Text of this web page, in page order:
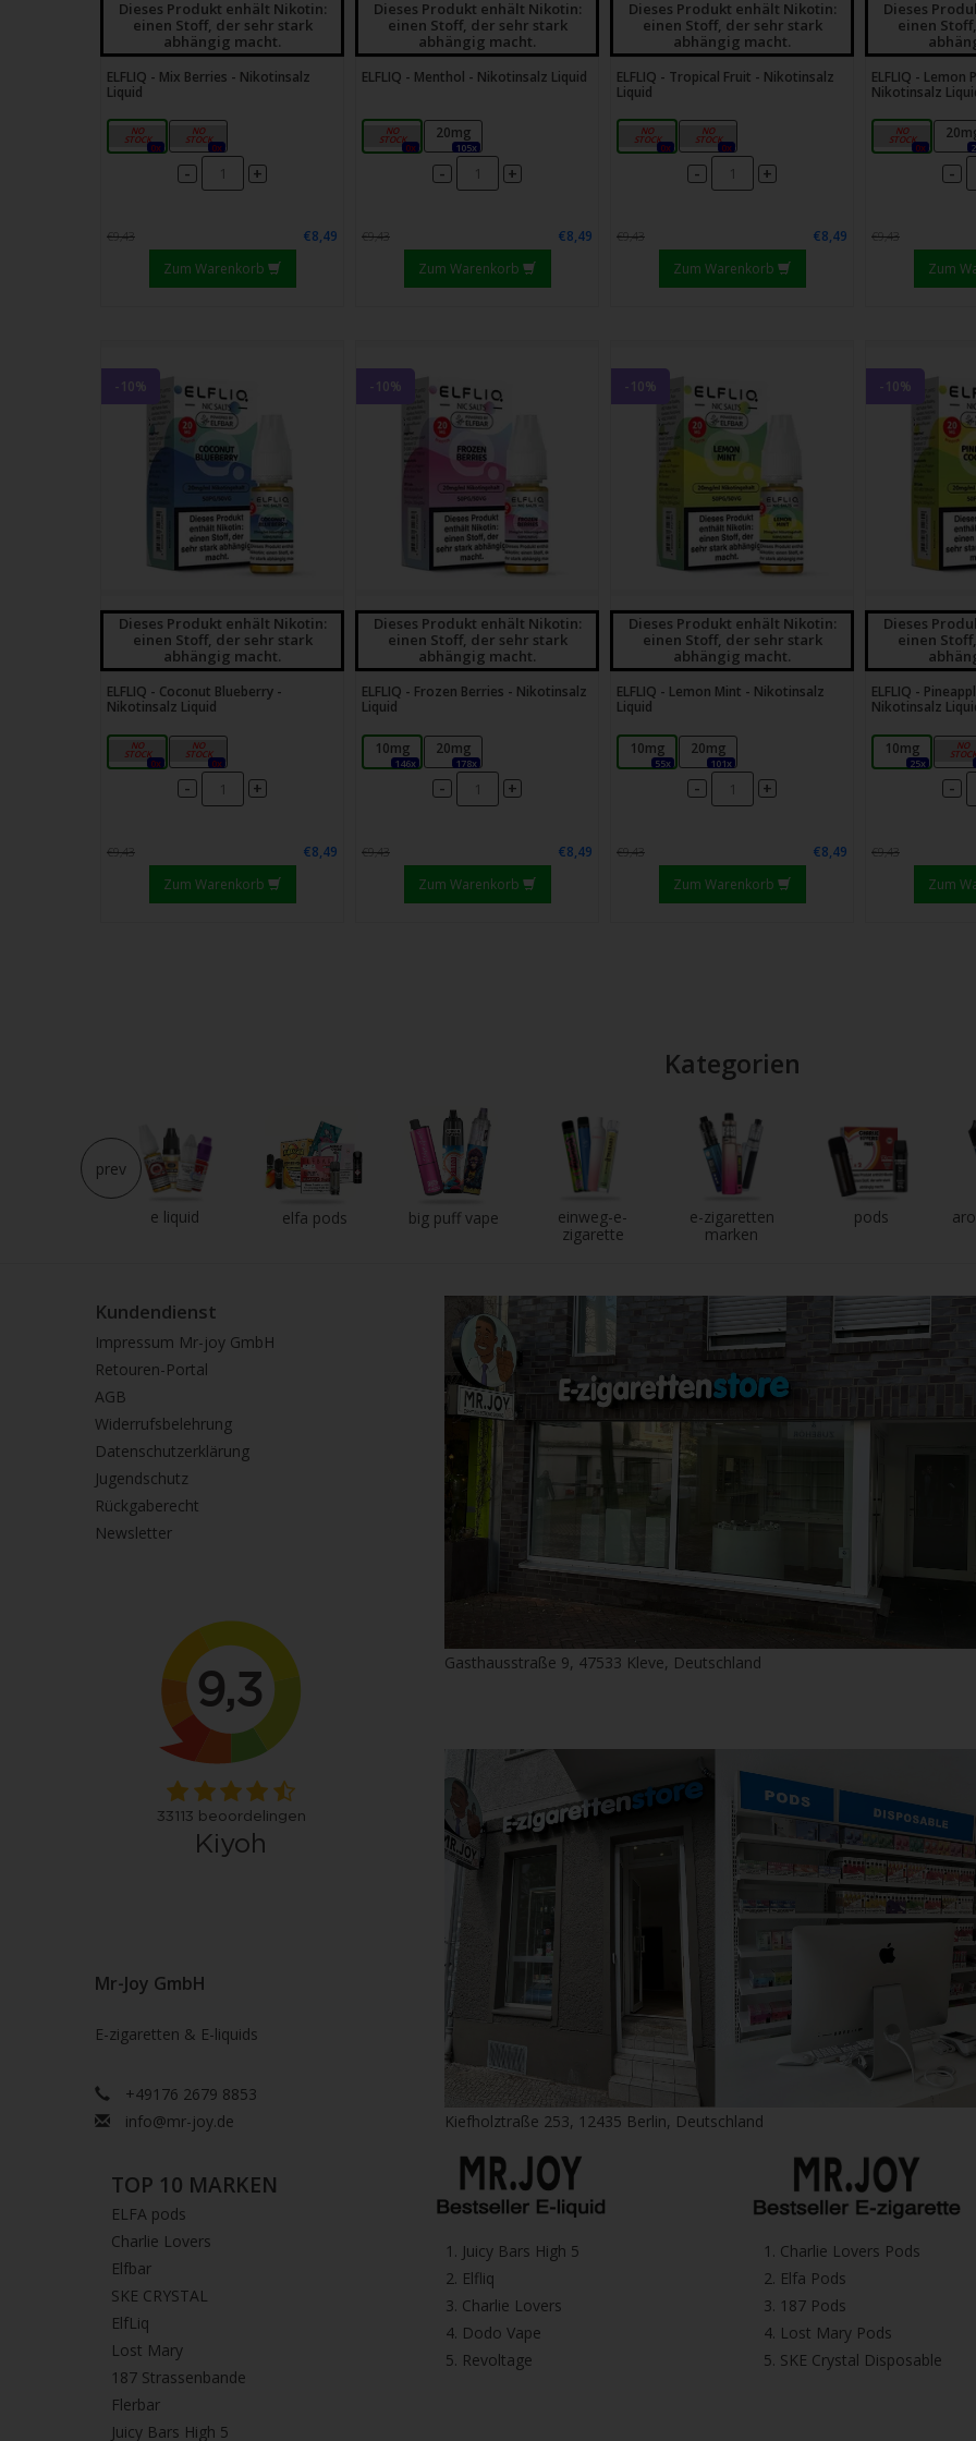
Für wen ist dieses Liquid geeignet
Perfekt fürUmsteiger und Pod Nutzer , die
Auszeichnung
(EG)
H412 Schädlich
Wirkung.
P-Sätze:
P101 Ist ärztlicher
P102 Darf nicht in
P264 Nach
P301+P310 BEI
P405 Unter
P501 Inhalt/
der Entsorgung
Dieses Produkt enhält Nikotin:
einen Stoff, der sehr stark
abhängig macht.
ELFLIQ - Mix Berries - Nikotinsalz
Liquid
10mg
0x
20mg
0x
- +
€9,43
€8,49
Zum Warenkorb
Dieses Produkt enhält Nikotin:
einen Stoff, der sehr stark
abhängig macht.
ELFLIQ - Menthol - Nikotinsalz Liquid
10mg
0x
20mg
105x
- +
€9,43
€8,49
Zum Warenkorb
Dieses Produkt enhält Nikotin:
einen Stoff, der sehr stark
abhängig macht.
ELFLIQ - Tropical Fruit - Nikotinsalz
Liquid
10mg
0x
20mg
0x
- +
€9,43
€8,49
Zum Warenkorb
Dieses
einen
ELFLIQ - Lemon
Nikotinsalz
10mg
0x
-
€9,43
Zum
-10%
Dieses Produkt enhält Nikotin:
einen Stoff, der sehr stark
abhängig macht.
ELFLIQ - Coconut Blueberry -
Nikotinsalz Liquid
10mg
0x
20mg
0x
- +
€9,43
€8,49
Zum Warenkorb
-10%
Dieses Produkt enhält Nikotin:
einen Stoff, der sehr stark
abhängig macht.
ELFLIQ - Frozen Berries - Nikotinsalz
Liquid
10mg
146x
20mg
178x
- +
€9,43
€8,49
Zum Warenkorb
-10%
Dieses Produkt enhält Nikotin:
einen Stoff, der sehr stark
abhängig macht.
ELFLIQ - Lemon Mint - Nikotinsalz
Liquid
10mg
55x
20mg
101x
- +
€9,43
€8,49
Zum Warenkorb
-10%
Dieses
einen
ELFLIQ -
Nikotinsalz
10mg
25x
-
€9,43
Zum
Kategorien
e liquid elfa pods big puff vape
einweg-e-
zigarette
e-zigaretten
marken
pods
prev
Kundendienst
Impressum Mr-joy GmbH
Retouren-Portal
AGB
Widerrufsbelehrung
Datenschutzerklärung
Jugendschutz
Rückgaberecht
Newsletter
Mr-Joy GmbH
E-zigaretten & E-liquids
+49176 2679 8853
info@mr-joy.de
Gasthausstraße 9, 47533 Kleve, Deutschland
Kiefholztraße 253, 12435 Berlin, Deutschland
TOP 10 MARKEN
ELFA pods
Charlie Lovers
Elfbar
SKE CRYSTAL
ElfLiq
Lost Mary
187 Strassenbande
Flerbar
Juicy Bars High 5
1.⁠ ⁠Juicy Bars High 5
2.⁠ ⁠⁠Elfliq
3.⁠ ⁠⁠Charlie Lovers
4.⁠ ⁠⁠Dodo Vape
5. ⁠Revoltage
1.⁠ ⁠Charlie Lovers Pods
2.⁠ ⁠⁠Elfa Pods
3.⁠ ⁠⁠187 Pods
4.⁠ ⁠⁠Lost Mary Pods
5.⁠ ⁠⁠SKE Crystal Disposable